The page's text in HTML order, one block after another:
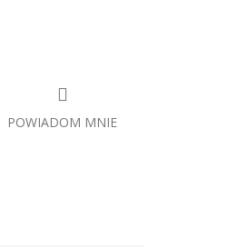
POWIADOM MNIE